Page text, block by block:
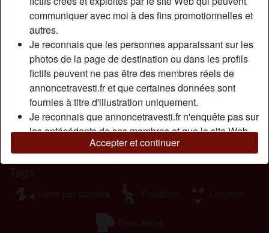
communiquer avec moi à des fins promotionnelles et
autres.
Je reconnais que les personnes apparaissant sur les
photos de la page de destination ou dans les profils
fictifs peuvent ne pas être des membres réels de
annoncetravesti.fr et que certaines données sont
fournies à titre d'illustration uniquement.
Je reconnais que annoncetravesti.fr n'enquête pas sur
les antécédents de ses membres et que le site Web
ne tente pas autrement de vérifier l'exactitude des
Accepter et continuer
vivre ensemble un bel amour torride. Je suis une véritable
tigresse au lit, cela provient de mes origines africaines. Je
suis un mélange de Belgique et d’Afrique, mais je vis en
France. Personne ne sait dans mon milieu professionnel
que je suis une transgenre, donc merci pour ton silence, ce
serait très apprécié. Regarde-moi bien, je suis hyper
canon, de très gros seins à lécher…
Cherche
N'a spécifié aucune préférence